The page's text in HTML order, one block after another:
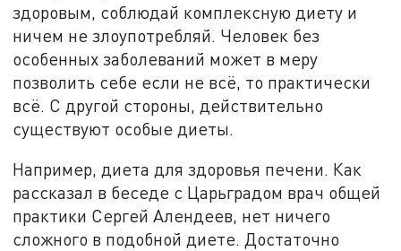
здоровым, соблюдай комплексную диету и
ничем не злоупотребляй. Человек без
особенных заболеваний может в меру
позволить себе если не всё, то практически
всё. С другой стороны, действительно
существуют особые диеты.
Например, диета для здоровья печени. Как
рассказал в беседе с Царьградом врач общей
практики Сергей Алендеев, нет ничего
сложного в подобной диете. Достаточно